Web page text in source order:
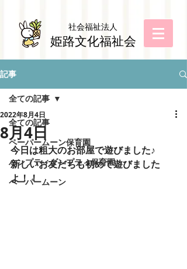
社会福祉法人
姫路文化福祉会
記事
全ての記事
ペーパームーン保育園
ハンプティダンプティ保育園
ペーパームーン
全ての記事
8月4日
2022年8月4日
今日は粗大のお部屋で遊びました♪
新しいお友だちも初めて遊びました
よ！！